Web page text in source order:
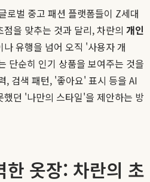
벌 중고 패션 플랫폼들이 Z세대
을 맞추는 것과 달리, 차란의 개인
나 유행을 넘어 오직 '사용자 개
단순히 인기 상품을 보여주는 것을
, 검색 패턴, '좋아요' 표시 등을 AI
던 '나만의 스타일'을 제안하는 방
옷장: 차란의 초